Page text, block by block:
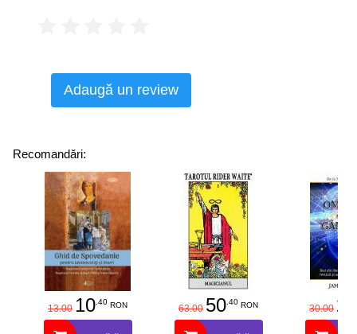
interior.
Adaugă un review
Recomandări:
13.00 10.40 RON 63.00 50.40 RON 30.00 25